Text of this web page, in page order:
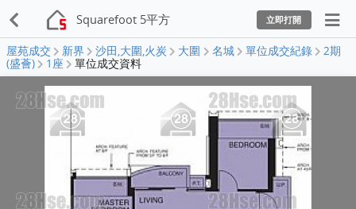
Squarefoot 5平方 立即打開
屋苑成交 新界 沙田,大圍,火炭 大圍 名城 單位成交紀錄
2期
(盛薈)
1座 單位成交資料